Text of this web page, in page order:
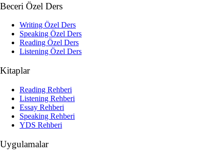
Beceri Özel Ders
Writing Özel Ders
Speaking Özel Ders
Reading Özel Ders
Listening Özel Ders
Kitaplar
Reading Rehberi
Listening Rehberi
Essay Rehberi
Speaking Rehberi
YDS Rehberi
Uygulamalar